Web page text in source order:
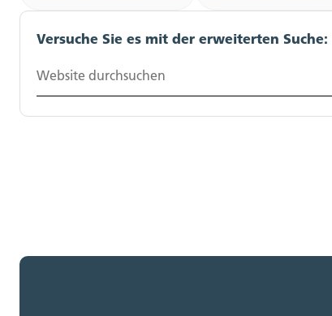
Versuche Sie es mit der erweiterten Suche:
Website durchsuchen